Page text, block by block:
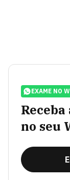
EXAME NO
no seu